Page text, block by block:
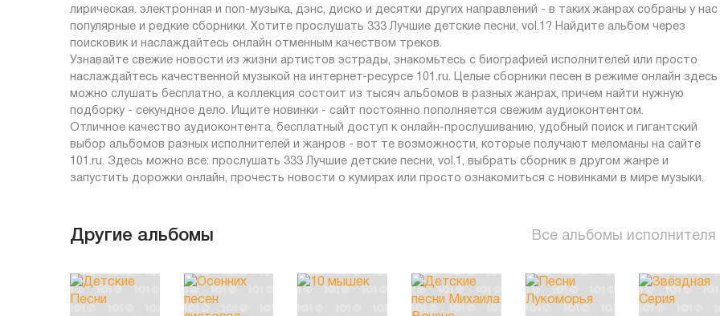
лирическая. электронная и поп-музыка, дэнс, диско и десятки других направлений - в таких жанрах собраны у нас
популярные и редкие сборники. Хотите прослушать 333 Лучшие детские песни, vol.1? Найдите альбом через
поисковик и наслаждайтесь онлайн отменным качеством треков.
Узнавайте свежие новости из жизни артистов эстрады, знакомьтесь с биографией исполнителей или просто
наслаждайтесь качественной музыкой на интернет-ресурсе 101.ru. Целые сборники песен в режиме онлайн здесь
можно слушать бесплатно, а коллекция состоит из тысяч альбомов в разных жанрах, причем найти нужную
подборку - секундное дело. Ищите новинки - сайт постоянно пополняется свежим аудиоконтентом.
Отличное качество аудиоконтента, бесплатный доступ к онлайн-прослушиванию, удобный поиск и гигантский
выбор альбомов разных исполнителей и жанров - вот те возможности, которые получают меломаны на сайте
101.ru. Здесь можно все: прослушать 333 Лучшие детские песни, vol.1, выбрать сборник в другом жанре и
запустить дорожки онлайн, прочесть новости о кумирах или просто ознакомиться с новинками в мире музыки.
Другие альбомы Все альбомы исполнителя